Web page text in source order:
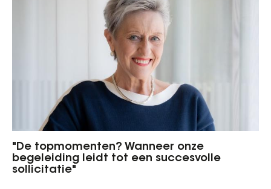
"De topmomenten? Wanneer onze
begeleiding leidt tot een succesvolle
sollicitatie"